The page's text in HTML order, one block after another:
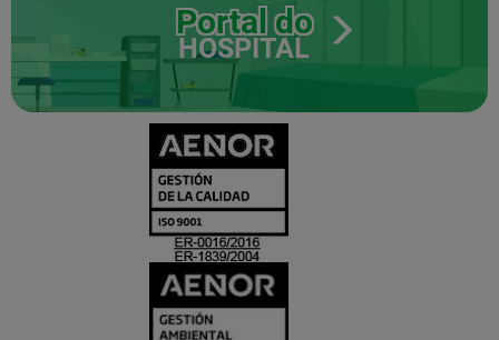
Portal do
HOSPITAL
Y